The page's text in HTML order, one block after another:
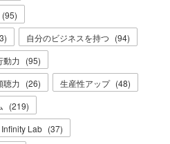
(95)
) 自分のビジネスを持つ (94)
動力 (95)
聴力 (26) 生産性アップ (48)
(219)
Infinity Lab (37)